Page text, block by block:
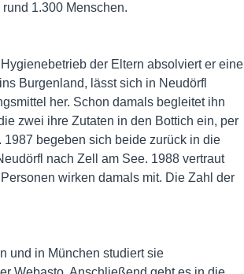
1.300 Menschen.
der Eltern absolviert er eine
Burgenland, lässt sich in Neudörfl
her. Schon damals begleitet ihn
zwei ihre Zutaten in den Bottich ein, per
begeben sich beide zurück in die
nach Zell am See. 1988 vertraut
wirken damals mit. Die Zahl der
und in München studiert sie